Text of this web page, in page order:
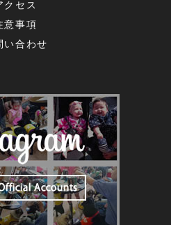
クセス
意事項
い合わせ